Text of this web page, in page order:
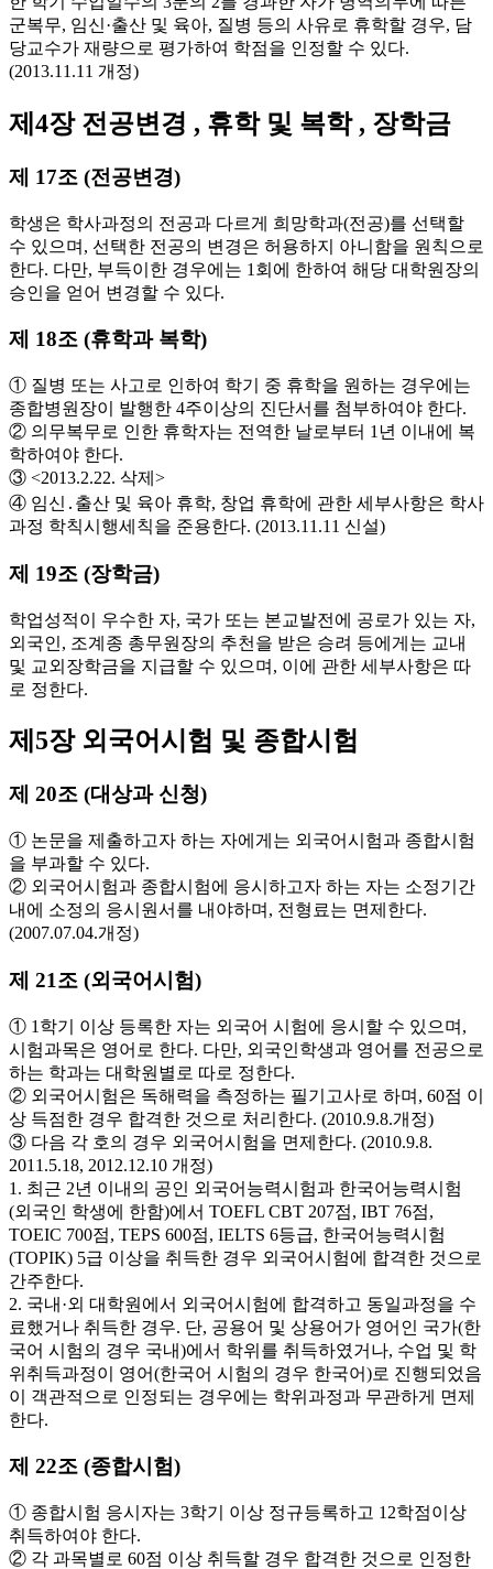
군복무, 임신·출산 및 육아, 질병 등의 사유로 휴학할 경우, 담
당교수가 재량으로 평가하여 학점을 인정할 수 있다.
(2013.11.11 개정)
제4장 전공변경 , 휴학 및 복학 , 장학금
제 17조 (전공변경)
학생은 학사과정의 전공과 다르게 희망학과(전공)를 선택할
수 있으며, 선택한 전공의 변경은 허용하지 아니함을 원칙으로
한다. 다만, 부득이한 경우에는 1회에 한하여 해당 대학원장의
승인을 얻어 변경할 수 있다.
제 18조 (휴학과 복학)
① 질병 또는 사고로 인하여 학기 중 휴학을 원하는 경우에는
종합병원장이 발행한 4주이상의 진단서를 첨부하여야 한다.
② 의무복무로 인한 휴학자는 전역한 날로부터 1년 이내에 복
학하여야 한다.
③ <2013.2.22. 삭제>
④ 임신․출산 및 육아 휴학, 창업 휴학에 관한 세부사항은 학사
과정 학칙시행세칙을 준용한다. (2013.11.11 신설)
제 19조 (장학금)
학업성적이 우수한 자, 국가 또는 본교발전에 공로가 있는 자,
외국인, 조계종 총무원장의 추천을 받은 승려 등에게는 교내
및 교외장학금을 지급할 수 있으며, 이에 관한 세부사항은 따
로 정한다.
제5장 외국어시험 및 종합시험
제 20조 (대상과 신청)
① 논문을 제출하고자 하는 자에게는 외국어시험과 종합시험
을 부과할 수 있다.
② 외국어시험과 종합시험에 응시하고자 하는 자는 소정기간
내에 소정의 응시원서를 내야하며, 전형료는 면제한다.
(2007.07.04.개정)
제 21조 (외국어시험)
① 1학기 이상 등록한 자는 외국어 시험에 응시할 수 있으며,
시험과목은 영어로 한다. 다만, 외국인학생과 영어를 전공으로
하는 학과는 대학원별로 따로 정한다.
② 외국어시험은 독해력을 측정하는 필기고사로 하며, 60점 이
상 득점한 경우 합격한 것으로 처리한다. (2010.9.8.개정)
③ 다음 각 호의 경우 외국어시험을 면제한다. (2010.9.8.
2011.5.18, 2012.12.10 개정)
1. 최근 2년 이내의 공인 외국어능력시험과 한국어능력시험
(외국인 학생에 한함)에서 TOEFL CBT 207점, IBT 76점,
TOEIC 700점, TEPS 600점, IELTS 6등급, 한국어능력시험
(TOPIK) 5급 이상을 취득한 경우 외국어시험에 합격한 것으로
간주한다.
2. 국내·외 대학원에서 외국어시험에 합격하고 동일과정을 수
료했거나 취득한 경우. 단, 공용어 및 상용어가 영어인 국가(한
국어 시험의 경우 국내)에서 학위를 취득하였거나, 수업 및 학
위취득과정이 영어(한국어 시험의 경우 한국어)로 진행되었음
이 객관적으로 인정되는 경우에는 학위과정과 무관하게 면제
한다.
제 22조 (종합시험)
① 종합시험 응시자는 3학기 이상 정규등록하고 12학점이상
취득하여야 한다.
② 각 과목별로 60점 이상 취득할 경우 합격한 것으로 인정한